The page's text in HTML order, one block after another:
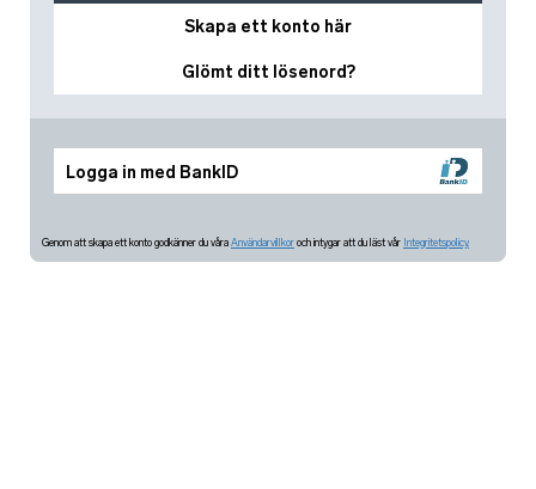
Logga in med BankID
Skapa ett konto här
Glömt ditt lösenord?
Genom att skapa ett konto godkänner du våra Användarvillkor och intygar att du läst vår Integritetspolicy.